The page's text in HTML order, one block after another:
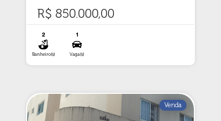
R$ 850.000,00
2
Banheiro(s)
1
Vaga(s)
Venda